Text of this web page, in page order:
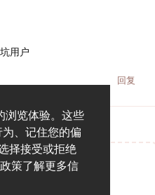
浏览体验。这些
、记住您的偏
择接受或拒绝
策了解更多信
用户
回复